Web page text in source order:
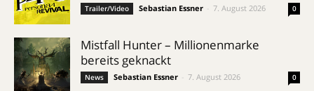
Trailer/Video Sebastian Essner 7. August 2026 0
Mistfall Hunter – Millionenmarke
bereits geknackt
News Sebastian Essner 7. August 2026 0